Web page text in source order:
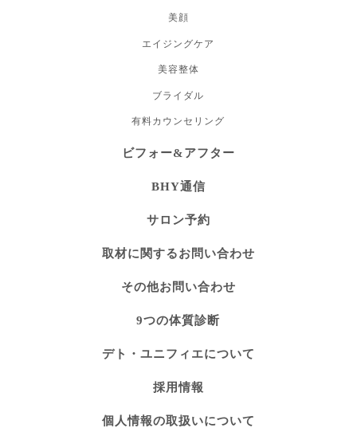
美顔
エイジングケア
美容整体
ブライダル
有料カウンセリング
ビフォー&アフター
BHY通信
サロン予約
取材に関するお問い合わせ
その他お問い合わせ
9つの体質診断
デト・ユニフィエについて
採用情報
個人情報の取扱いについて